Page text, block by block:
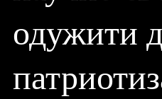
одужити